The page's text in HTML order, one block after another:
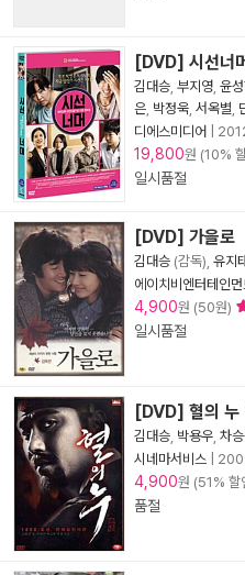
[DVD] 시선너
김대승 부지영 윤
은 박정욱 서옥별
디에스미디어
19,800원 (10%
일시품절
[DVD] 가을로
김대승 (감독), 유지
에이치비엔터테인
4,900원 (50원)
일시품절
[DVD] 혈의
김대승 박용우 차
시네마서비스
4,900원 (51% 할
품절